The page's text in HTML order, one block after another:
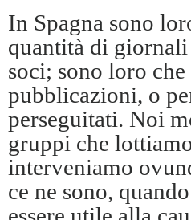
In Spagna sono
quantità di
soci; sono loro
pubblicazioni, o
perseguitati. Noi
gruppi che
interveniamo
ce ne sono,